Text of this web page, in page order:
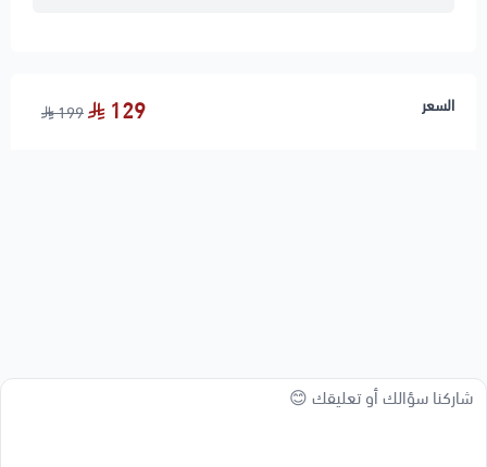
السعر 129
199